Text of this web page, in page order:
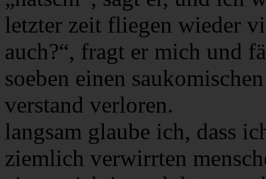
letzter zeit fliegen wieder
auch?“, fragt er mich und
soeben einen
verstand verloren.
langsam glaube ich, dass
ziemlich verwirrten